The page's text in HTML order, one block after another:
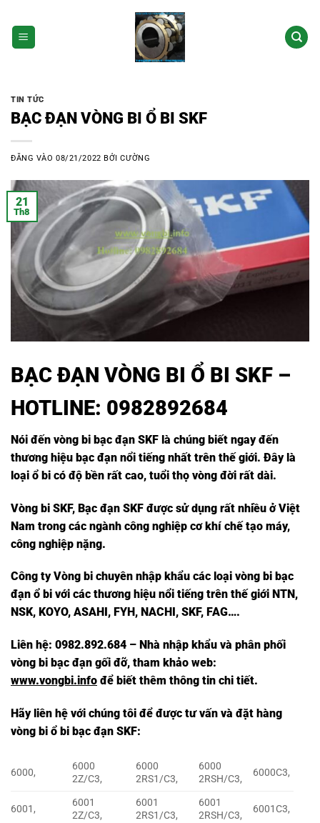
qua
nội
TIN TỨC
BẠC ĐẠN VÒNG BI Ổ BI SKF
ĐĂNG VÀO08/21/2022 BỞICƯỜNG
21
Th8
BẠC ĐẠN VÒNG BI Ổ BI SKF –
HOTLINE: 0982892684
Nói đến vòng bi bạc đạn SKF là chúng biết ngay đến
thương hiệu bạc đạn nổi tiếng nhất trên thế giới. Đây là
loại ổ bi có độ bền rất cao, tuổi thọ vòng đời rất dài.
Vòng bi SKF, Bạc đạn SKF được sử dụng rất nhiều ở Việt
Nam trong các ngành công nghiệp cơ khí chế tạo máy,
công nghiệp nặng.
Công ty Vòng bi chuyên nhập khẩu các loại vòng bi bạc
đạn ổ bi với các thương hiệu nổi tiếng trên thế giới NTN,
NSK, KOYO, ASAHI, FYH, NACHI, SKF, FAG….
Liên hệ: 0982.892.684 – Nhà nhập khẩu và phân phối
vòng bi bạc đạn gối đỡ, tham khảo web:
www.vongbi.info để biết thêm thông tin chi tiết.
Hãy liên hệ với chúng tôi để được tư vấn và đặt hàng
vòng bi ổ bi bạc đạn SKF:
6000,
6000
2Z/C3,
6000
2RS1/C3,
6000
2RSH/C3,
6000C3,
6001,
6001
2Z/C3,
6001
2RS1/C3,
6001
2RSH/C3,
6001C3,